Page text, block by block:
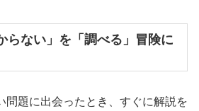
ない」を「調べる」冒険に
問題に出会ったとき、すぐに解説を